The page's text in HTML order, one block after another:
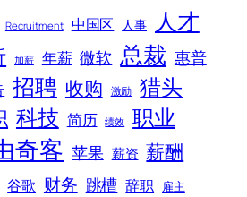
Recruitment 中国区 人事 人才
加薪 年薪 微软 总裁 惠普
招聘 收购 激励 猎头
科技 简历 绩效 职业
奇客 苹果 薪资 薪酬
谷歌 财务 跳槽 辞职 雇主